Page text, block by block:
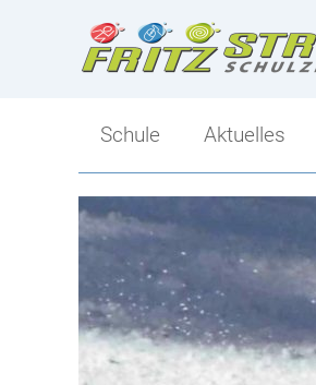
Schule
Direktion
Kollegium
Klassen
Tagesbetreuung
Berufs- und
Aktuelles